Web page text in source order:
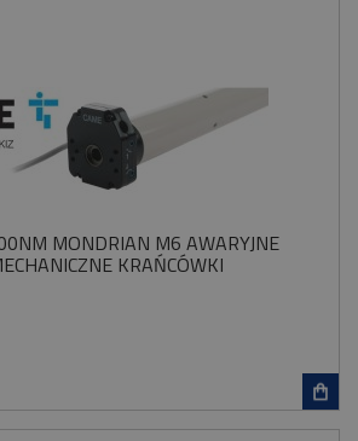
MONDRIAN M6 AWARYJNE
KRAŃCÓWKI